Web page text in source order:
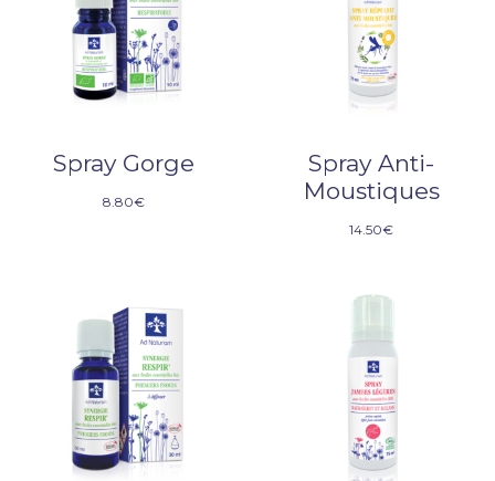
Spray Gorge
8.80€
Spray Anti-
Moustiques
14.50€